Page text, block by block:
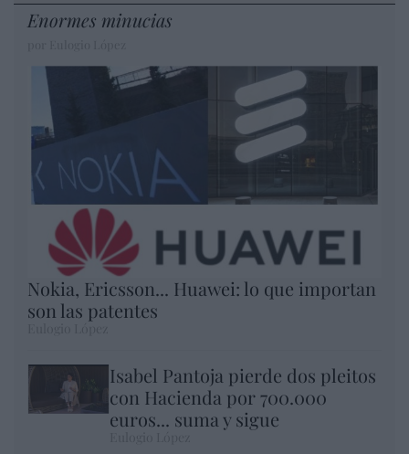
Enormes minucias
Nokia, Ericsson... Huawei: lo que importan
son las patentes
Isabel Pantoja pierde dos pleitos
con Hacienda por 700.000
euros... suma y sigue